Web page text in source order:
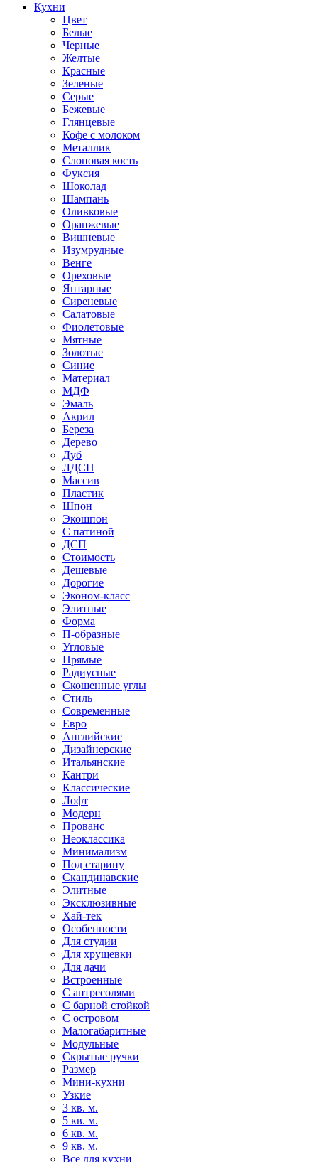
Кухни
Цвет
Белые
Черные
Желтые
Красные
Зеленые
Серые
Бежевые
Глянцевые
Кофе с молоком
Металлик
Слоновая кость
Фуксия
Шоколад
Шампань
Оливковые
Оранжевые
Вишневые
Изумрудные
Венге
Ореховые
Янтарные
Сиреневые
Салатовые
Фиолетовые
Мятные
Золотые
Синие
Материал
МДФ
Эмаль
Акрил
Береза
Дерево
Дуб
ЛДСП
Массив
Пластик
Шпон
Экошпон
С патиной
ДСП
Стоимость
Дешевые
Дорогие
Эконом-класс
Элитные
Форма
П-образные
Угловые
Прямые
Радиусные
Скошенные углы
Стиль
Современные
Евро
Английские
Дизайнерские
Итальянские
Кантри
Классические
Лофт
Модерн
Прованс
Неоклассика
Минимализм
Под старину
Скандинавские
Элитные
Эксклюзивные
Хай-тек
Особенности
Для студии
Для хрущевки
Для дачи
Встроенные
С антресолями
С барной стойкой
С островом
Малогабаритные
Модульные
Скрытые ручки
Размер
Мини-кухни
Узкие
3 кв. м.
5 кв. м.
6 кв. м.
9 кв. м.
Все для кухни